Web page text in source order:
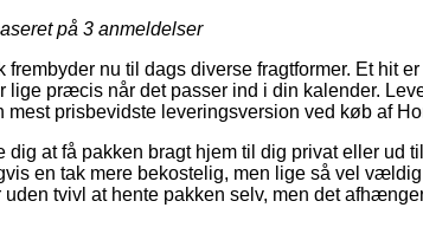
på 3 anmeldelser
frembyder nu til dags diverse fragtformer. Et hit
lige præcis når det passer ind i din kalender.
mest prisbevidste leveringsversion ved køb af
dig at få pakken bragt hjem til dig privat eller ud
en tak mere bekostelig, men lige så vel
tvivl at hente pakken selv, men det